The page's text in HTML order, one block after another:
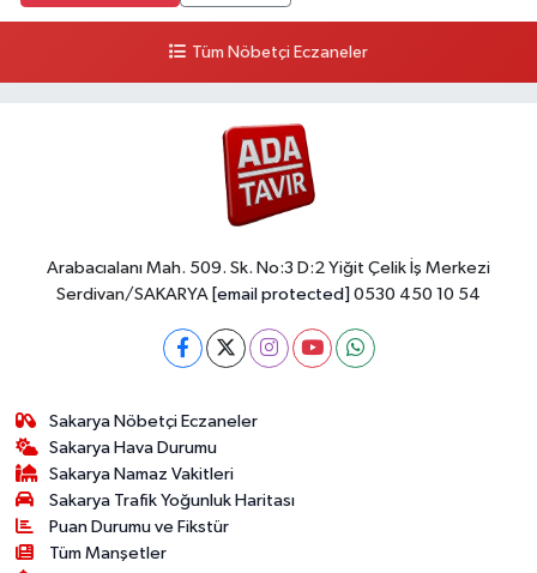
Tüm Nöbetçi Eczaneler
Arabacıalanı Mah. 509. Sk. No:3 D:2 Yiğit Çelik İş Merkezi
Serdivan/SAKARYA [email protected] 0530 450 10 54
Sakarya Nöbetçi Eczaneler
Sakarya Hava Durumu
Sakarya Namaz Vakitleri
Sakarya Trafik Yoğunluk Haritası
Puan Durumu ve Fikstür
Tüm Manşetler